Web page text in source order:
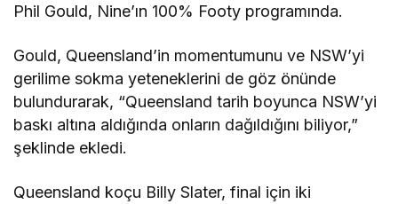
Phil Gould, Nine’ın 100% Footy programında.
Gould, Queensland’in momentumunu ve NSW’yi
gerilime sokma yeteneklerini de göz önünde
bulundurarak, “Queensland tarih boyunca NSW’yi
baskı altına aldığında onların dağıldığını biliyor,”
şeklinde ekledi.
Queensland koçu Billy Slater, final için iki